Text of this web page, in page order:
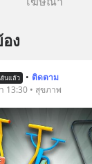
ง
นแล้ว • ติดตาม
13:30 • สุขภาพ